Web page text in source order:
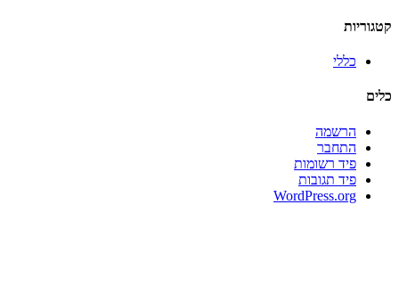
קטגוריות
כללי
כלים
הרשמה
התחבר
פיד רשומות
פיד תגובות
WordPress.org